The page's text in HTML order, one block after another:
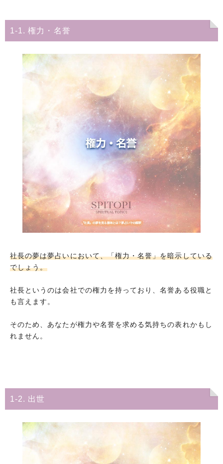
知人が社長になる夢
社長室の夢
まとめ
1-1. 権力・名誉
社長の夢は夢占いにおいて、「権力・名誉」を暗示している
でしょう。
社長というのは会社での権力を持っており、名誉ある役職と
も言えます。
そのため、あなたが権力や名誉を求める気持ちの表れかもし
れません。
1-2. 出世